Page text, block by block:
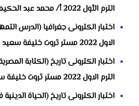
الترم الأول 2022 أ/ محمد عبد الحكيم
اختبار الكترونى جغرافيا (الدرس
الاول 2022 مستر ثروت خليفة سعيد
اختبار الكترونى تاريخ (الكتابة
الترم الاول 2022 مستر ثروت خليفة سعيد
اختبار الكترونى تاريخ (الحياة